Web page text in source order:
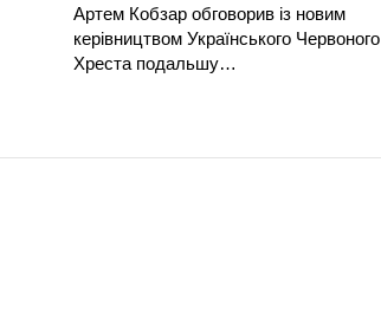
Артем Кобзар обговорив із новим
керівництвом Українського Червоного
Хреста подальшу…